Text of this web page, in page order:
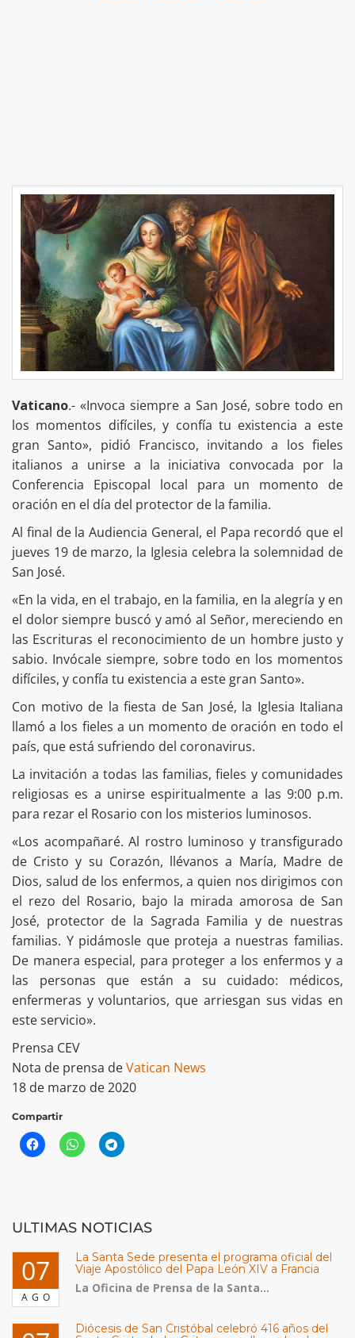
Vaticano.- «Invoca siempre a San José, sobre todo en
los momentos difíciles, y confía tu existencia a este
gran Santo», pidió Francisco, invitando a los fieles
italianos a unirse a la iniciativa convocada por la
Conferencia Episcopal local para un momento de
oración en el día del protector de la familia.
Al final de la Audiencia General, el Papa recordó que el
jueves 19 de marzo, la Iglesia celebra la solemnidad de
San José.
«En la vida, en el trabajo, en la familia, en la alegría y en
el dolor siempre buscó y amó al Señor, mereciendo en
las Escrituras el reconocimiento de un hombre justo y
sabio. Invócale siempre, sobre todo en los momentos
difíciles, y confía tu existencia a este gran Santo».
Con motivo de la fiesta de San José, la Iglesia Italiana
llamó a los fieles a un momento de oración en todo el
país, que está sufriendo del coronavirus.
La invitación a todas las familias, fieles y comunidades
religiosas es a unirse espiritualmente a las 9:00 p.m.
para rezar el Rosario con los misterios luminosos.
«Los acompañaré. Al rostro luminoso y transfigurado
de Cristo y su Corazón, llévanos a María, Madre de
Dios, salud de los enfermos, a quien nos dirigimos con
el rezo del Rosario, bajo la mirada amorosa de San
José, protector de la Sagrada Familia y de nuestras
familias. Y pidámosle que proteja a nuestras familias.
De manera especial, para proteger a los enfermos y a
las personas que están a su cuidado: médicos,
enfermeras y voluntarios, que arriesgan sus vidas en
este servicio».
Prensa CEV
Nota de prensa deVatican News
18 de marzo de 2020
Compartir
ULTIMAS NOTICIAS
07
AGO
La Santa Sede presenta el programa oficial del
Viaje Apostólico del Papa León XIV a Francia
La Oficina de Prensa de la Santa...
Diócesis de San Cristóbal celebró 416 años del